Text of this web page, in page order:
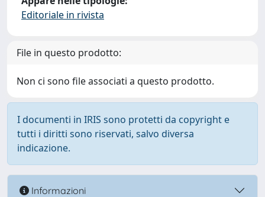
Editoriale in rivista
File in questo prodotto:
Non ci sono file associati a questo prodotto.
I documenti in IRIS sono protetti da copyright e
tutti i diritti sono riservati, salvo diversa
indicazione.
Informazioni